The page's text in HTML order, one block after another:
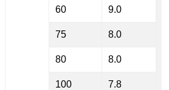
60 9.0
75 8.0
80 8.0
100 7.8